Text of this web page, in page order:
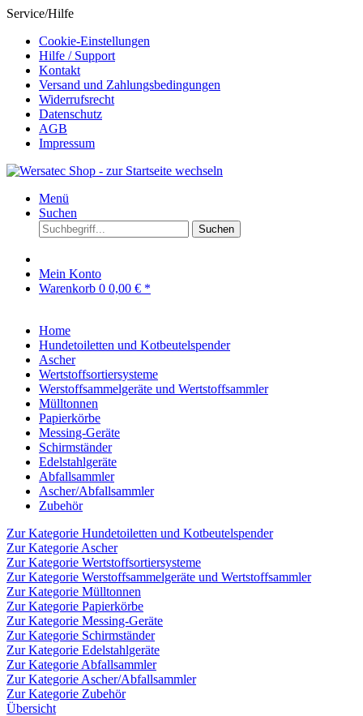
Service/Hilfe
Cookie-Einstellungen
Hilfe / Support
Kontakt
Versand und Zahlungsbedingungen
Widerrufsrecht
Datenschutz
AGB
Impressum
Menü
Suchen
Suchen
Mein Konto
Warenkorb 0 0,00 € *
Home
Hundetoiletten und Kotbeutelspender
Ascher
Wertstoffsortiersysteme
Werstoffsammelgeräte und Wertstoffsammler
Mülltonnen
Papierkörbe
Messing-Geräte
Schirmständer
Edelstahlgeräte
Abfallsammler
Ascher/Abfallsammler
Zubehör
Zur Kategorie Hundetoiletten und Kotbeutelspender
Zur Kategorie Ascher
Zur Kategorie Wertstoffsortiersysteme
Zur Kategorie Werstoffsammelgeräte und Wertstoffsammler
Zur Kategorie Mülltonnen
Zur Kategorie Papierkörbe
Zur Kategorie Messing-Geräte
Zur Kategorie Schirmständer
Zur Kategorie Edelstahlgeräte
Zur Kategorie Abfallsammler
Zur Kategorie Ascher/Abfallsammler
Zur Kategorie Zubehör
Übersicht